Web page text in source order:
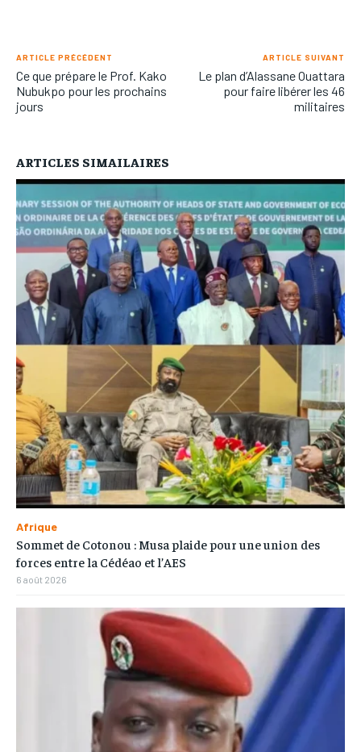
ARTICLE PRÉCÉDENT
Ce que prépare le Prof. Kako
Nubukpo pour les prochains
jours
ARTICLE SUIVANT
Le plan d’Alassane Ouattara
pour faire libérer les 46
militaires
ARTICLES SIMAILAIRES
Afrique
Sommet de Cotonou : Musa plaide pour une union des
forces entre la Cédéao et l’AES
6 août 2026